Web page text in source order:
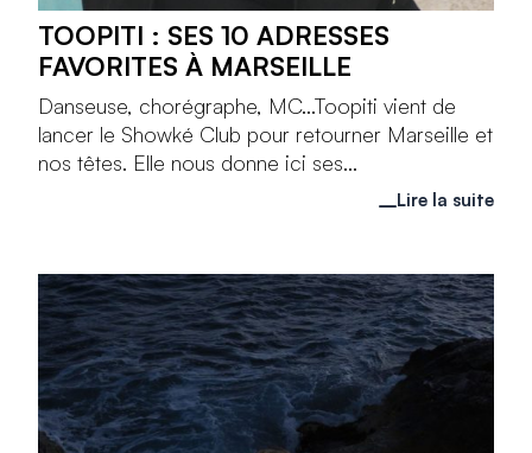
TOOPITI : SES 10 ADRESSES
FAVORITES À MARSEILLE
Danseuse, chorégraphe, MC...Toopiti vient de
lancer le Showké Club pour retourner Marseille et
nos têtes. Elle nous donne ici ses...
Lire la suite